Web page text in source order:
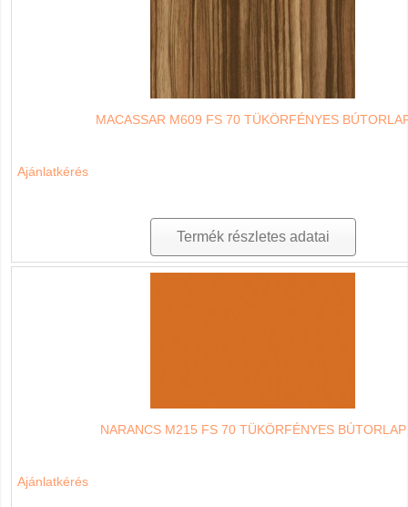
MACASSAR M609 FS 70 TÜKÖRFÉNYES
Ajánlatkérés
Termék részletes adatai
NARANCS M215 FS 70 TÜKÖRFÉNYES BÚTORLAP
Ajánlatkérés